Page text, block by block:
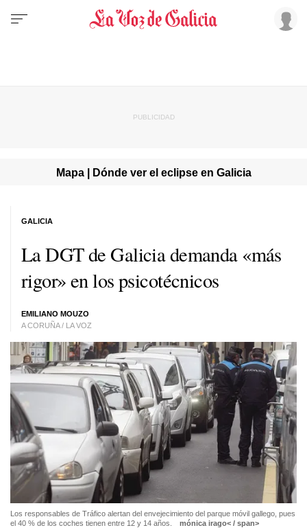
Mapa | Dónde ver el eclipse en Galicia
La DGT de Galicia demanda «más
rigor» en los psicotécnicos
EMILIANO MOUZO
A CORUÑA / LA VOZ
GALICIA
Los responsables de Tráfico alertan del envejecimiento del parque móvil gallego, pues
el 40 % de los coches tienen entre 12 y 14 años.
mónica irago< / span>